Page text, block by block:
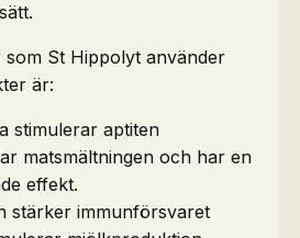
St Hippolyt använder
är:
stimulerar aptiten
matsmältningen och har en
effekt.
stärker immunförsvaret